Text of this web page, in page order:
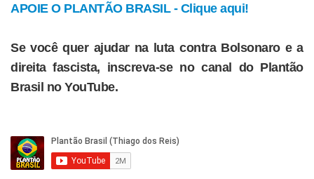
APOIE O PLANTÃO BRASIL - Clique aqui!
Se você quer ajudar na luta contra Bolsonaro e a
direita fascista, inscreva-se no canal do Plantão
Brasil no YouTube.